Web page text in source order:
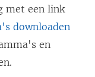
met een link
downloaden
en